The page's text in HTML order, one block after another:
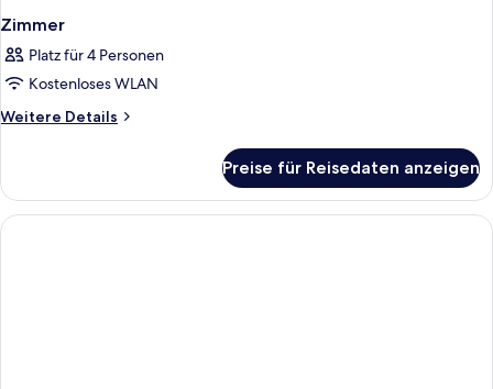
Zimmer
Platz für 4 Personen
Kostenloses WLAN
Weitere Details
Weitere
Preise für Reisedaten anzeigen